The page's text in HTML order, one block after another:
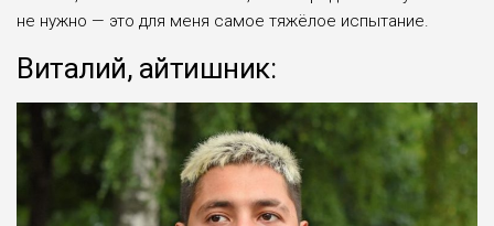
не нужно — это для меня самое тяжёлое испытание.
Виталий, айтишник: